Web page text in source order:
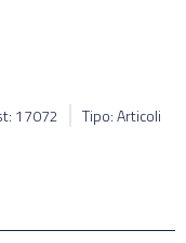
17072 Tipo: Articoli